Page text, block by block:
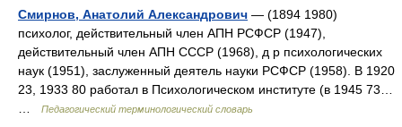
Смирнов, Анатолий Александрович — (1894 1980)
психолог, действительный член АПН РСФСР (1947),
действительный член АПН СССР (1968), д р психологических
наук (1951), заслуженный деятель науки РСФСР (1958). В 1920
23, 1933 80 работал в Психологическом институте (в 1945 73…
Педагогический терминологический словарь